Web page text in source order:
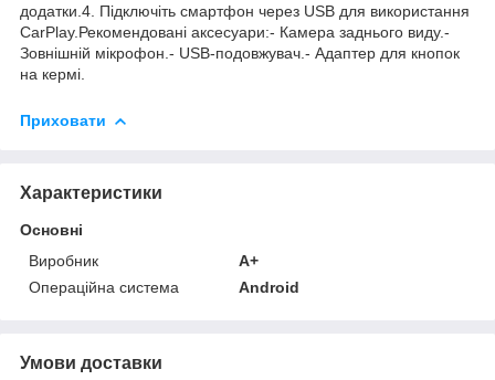
додатки.4. Підключіть смартфон через USB для використання
CarPlay.Рекомендовані аксесуари:- Камера заднього виду.-
Зовнішній мікрофон.- USB-подовжувач.- Адаптер для кнопок
на кермі.
Приховати
Характеристики
Основні
Виробник
A+
Операційна система
Android
Умови доставки